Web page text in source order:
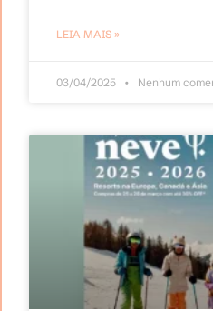
LEIA MAIS »
03/04/2025 Nenhum